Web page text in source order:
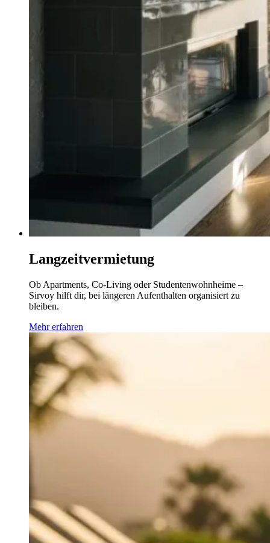
Langzeitvermietung
Ob Apartments, Co-Living oder Studentenwohnheime –
Sirvoy hilft dir, bei längeren Aufenthalten organisiert zu
bleiben.
Mehr erfahren